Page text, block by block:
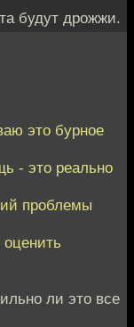
будут дрожжи.
это бурное
- это реально
проблемы
ли это все